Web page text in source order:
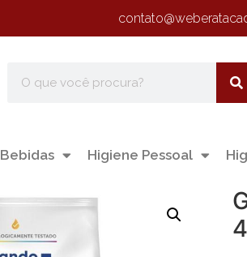
Bebidas Higiene Pessoal